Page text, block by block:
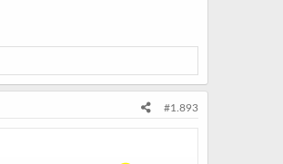
#1.893